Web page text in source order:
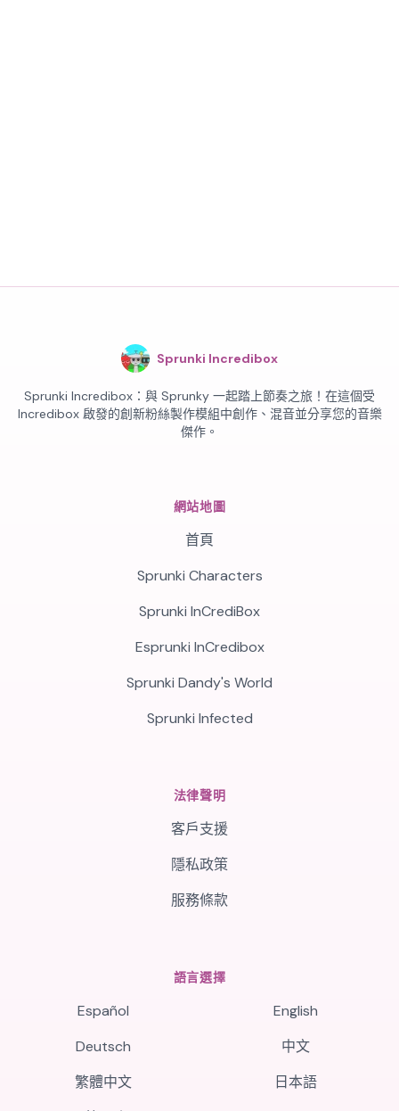
Sprunki Incredibox
Sprunki Incredibox：與 Sprunky 一起踏上節奏之旅！在這個受
Incredibox 啟發的創新粉絲製作模組中創作、混音並分享您的音樂
傑作。
網站地圖
首頁
Sprunki Characters
Sprunki InCrediBox
Esprunki InCredibox
Sprunki Dandy's World
Sprunki Infected
法律聲明
客戶支援
隱私政策
服務條款
語言選擇
Español
English
Deutsch
中文
繁體中文
日本語